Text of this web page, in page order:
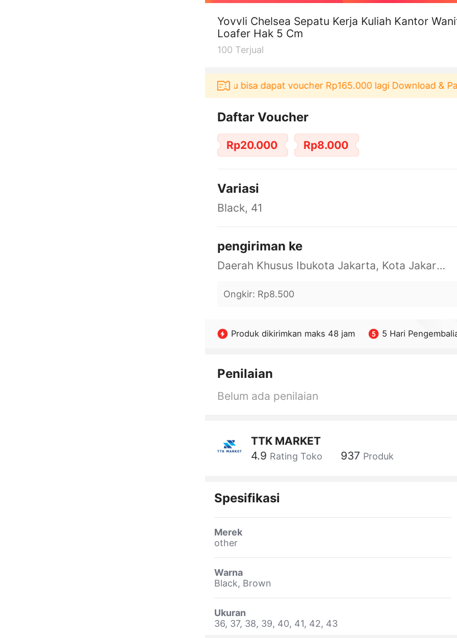
Yovvli Chelsea Sepatu Kerja Kuliah Kantor
Loafer Hak 5 Cm
100 Terjual
Pengguna baru berbelanja di aplikasi Akulaku bisa dapat voucher Rp165.000 lagi Download & Pakai！
Daftar Voucher
Rp20.000 Rp8.000
Variasi
Black, 41
pengiriman ke
Daerah Khusus Ibukota Jakarta, Kota Jakarta Barat, Cengkareng, yy
Ongkir: Rp8.500
Produk dikirimkan maks 48 jam 5 Hari
Penilaian
Belum ada penilaian
TTK MARKET
4.9 Rating Toko 937 Produk
Spesifikasi
Merek
other
Warna
Black, Brown
Ukuran
36, 37, 38, 39, 40, 41, 42, 43